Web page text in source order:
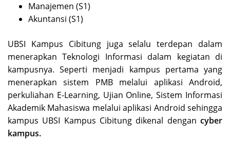
Manajemen (S1)
Akuntansi (S1)
UBSI Kampus Cibitung juga selalu terdepan dalam
menerapkan Teknologi Informasi dalam kegiatan di
kampusnya. Seperti menjadi kampus pertama yang
menerapkan sistem PMB melalui aplikasi Android,
perkuliahan E-Learning, Ujian Online, Sistem Informasi
Akademik Mahasiswa melalui aplikasi Android sehingga
kampus UBSI Kampus Cibitung dikenal dengan cyber
kampus.